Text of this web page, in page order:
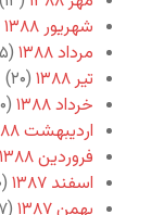
شهریور ۱۳۸۸
مرداد ۱۳۸۸
(۲۵)
تیر ۱۳۸۸
(۲۰)
خرداد ۱۳۸۸
(۴۰)
اردیبهشت ۱۳۸۸
فروردین ۱۳۸۸
اسفند ۱۳۸۷
(۲۰)